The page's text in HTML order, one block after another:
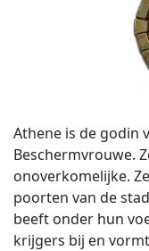
Athene is de godin
Beschermvrouwe.
onoverkomelijke.
poorten van de
beeft onder hun
krijgers bij en